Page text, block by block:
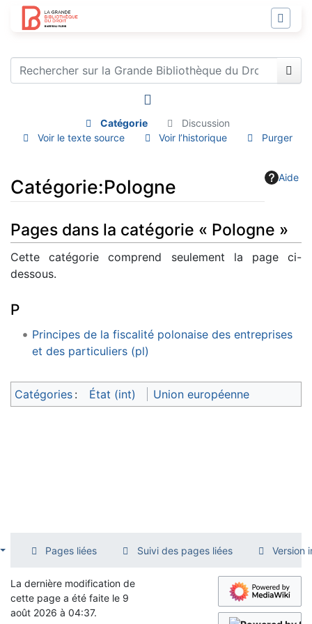
Catégorie
Discussion
Voir le texte source
Voir l’historique Purger
Aide
Catégorie:Pologne
Aller à : navigation , rechercher
Pages dans la catégorie « Pologne »
Cette catégorie comprend seulement la page ci-
dessous.
P
Principes de la fiscalité polonaise des entreprises
et des particuliers (pl)
Catégories : État (int) Union européenne
Pages liées Suivi des pages liées Version
La dernière modification de
cette page a été faite le 9
août 2026 à 04:37.